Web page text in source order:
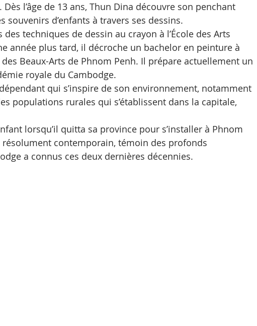
l’âge de 13 ans, Thun Dina découvre son penchant
souvenirs d’enfants à travers ses dessins.
des techniques de dessin au crayon à l’École des Arts
année plus tard, il décroche un bachelor en peinture à
des Beaux-Arts de Phnom Penh. Il prépare actuellement un
royale du Cambodge.
qui s’inspire de son environnement, notamment
populations rurales qui s’établissent dans la capitale,
lorsqu’il quitta sa province pour s’installer à Phnom
résolument contemporain, témoin des profonds
a connus ces deux dernières décennies.